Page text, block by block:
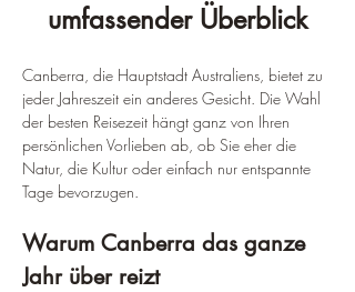
umfassender Überblick
Canberra, die Hauptstadt Australiens, bietet zu
jeder Jahreszeit ein anderes Gesicht. Die Wahl
der besten Reisezeit hängt ganz von Ihren
persönlichen Vorlieben ab, ob Sie eher die
Natur, die Kultur oder einfach nur entspannte
Tage bevorzugen.
Warum Canberra das ganze
Jahr über reizt